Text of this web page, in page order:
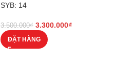
SYB: 14
3.500.000₫ 3.300.000₫
ĐẶT HÀNG